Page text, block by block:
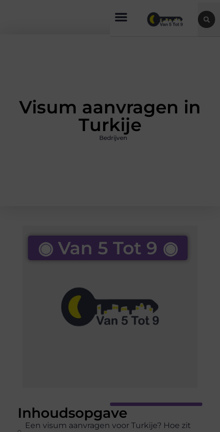
Visum aanvragen in
Turkije
Bedrijven
Inhoudsopgave
Een visum aanvragen voor Turkije? Hoe zit
◉ Van 5 Tot 9 ◉